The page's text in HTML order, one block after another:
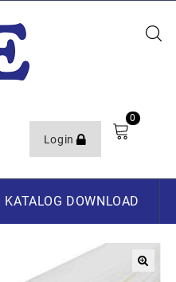
Login
0
KATALOG DOWNLOAD